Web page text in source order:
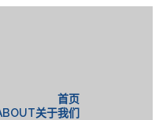
首页
关于我们